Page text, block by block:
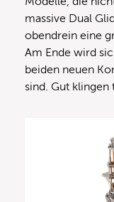
massive Dual
obendrein eine
Am Ende wird
beiden neuen
sind. Gut klingen